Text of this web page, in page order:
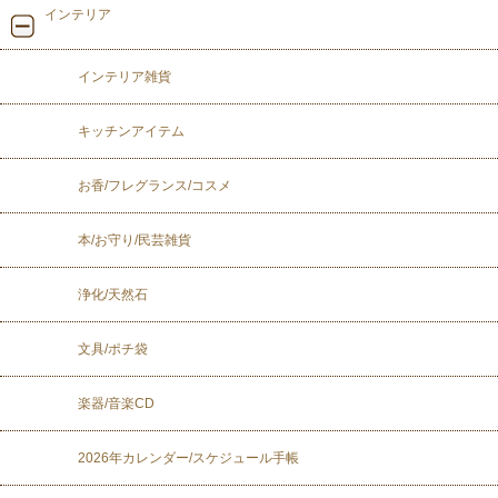
インテリア
インテリア雑貨
キッチンアイテム
お香/フレグランス/コスメ
本/お守り/民芸雑貨
浄化/天然石
文具/ポチ袋
楽器/音楽CD
2026年カレンダー/スケジュール手帳